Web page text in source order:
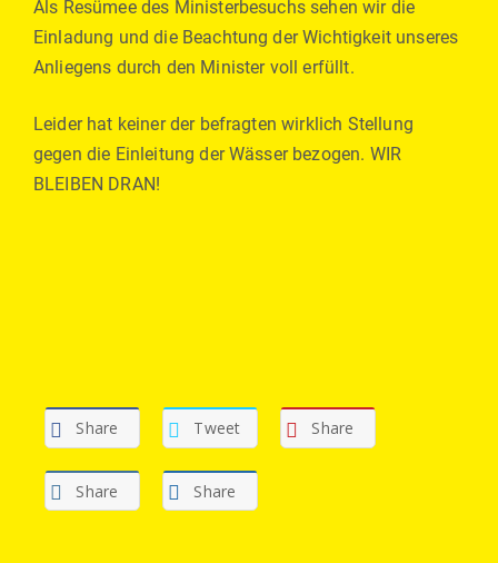
Als Resümee des Ministerbesuchs sehen wir die
Einladung und die Beachtung der Wichtigkeit unseres
Anliegens durch den Minister voll erfüllt.
Leider hat keiner der befragten wirklich Stellung
gegen die Einleitung der Wässer bezogen. WIR
BLEIBEN DRAN!
Share Tweet Share
Share Share